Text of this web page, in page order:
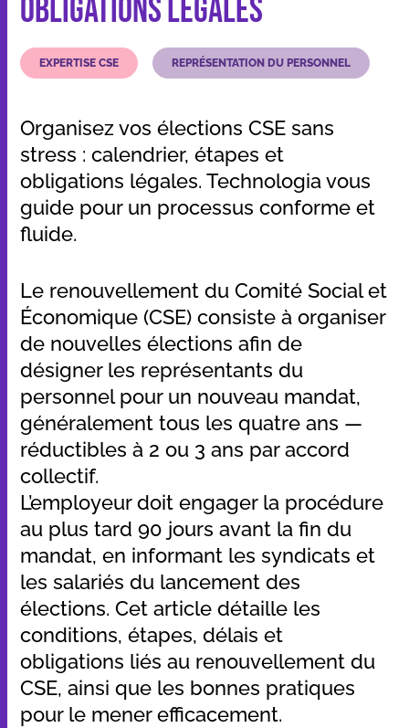
Nos applications et outils
Qui sommes-nous
Ressources
Dans les médias
Contact
obligations légales
EXPERTISE CSE REPRÉSENTATION DU PERSONNEL
Organisez vos élections CSE sans
stress : calendrier, étapes et
obligations légales. Technologia vous
guide pour un processus conforme et
fluide.
Le renouvellement du Comité Social et
Économique (CSE) consiste à organiser
de nouvelles élections afin de
désigner les représentants du
personnel pour un nouveau mandat,
généralement tous les quatre ans —
réductibles à 2 ou 3 ans par accord
collectif.
L’employeur doit engager la procédure
au plus tard 90 jours avant la fin du
mandat, en informant les syndicats et
les salariés du lancement des
élections. Cet article détaille les
conditions, étapes, délais et
obligations liés au renouvellement du
CSE, ainsi que les bonnes pratiques
pour le mener efficacement.